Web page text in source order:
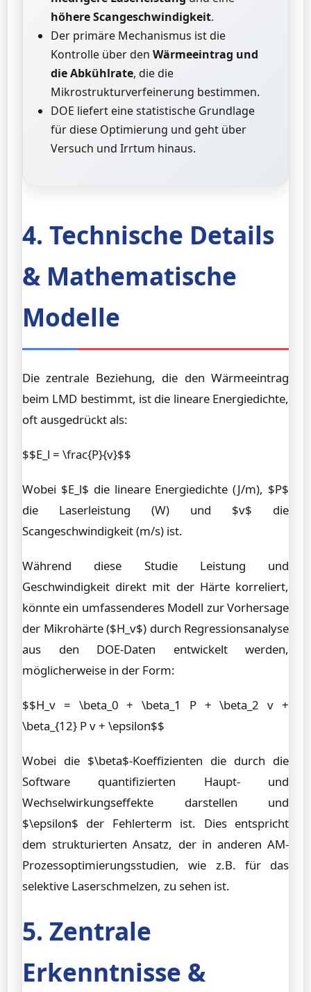
höhere Scangeschwindigkeit.
Der primäre Mechanismus ist die
Kontrolle über den Wärmeeintrag und
die Abkühlrate, die die
Mikrostrukturverfeinerung bestimmen.
DOE liefert eine statistische Grundlage
für diese Optimierung und geht über
Versuch und Irrtum hinaus.
4. Technische Details
& Mathematische
Modelle
Die zentrale Beziehung, die den Wärmeeintrag
beim LMD bestimmt, ist die lineare Energiedichte,
oft ausgedrückt als:
$$E_l = \frac{P}{v}$$
Wobei $E_l$ die lineare Energiedichte (J/m), $P$
die Laserleistung (W) und $v$ die
Scangeschwindigkeit (m/s) ist.
Während diese Studie Leistung und
Geschwindigkeit direkt mit der Härte korreliert,
könnte ein umfassenderes Modell zur Vorhersage
der Mikrohärte ($H_v$) durch Regressionsanalyse
aus den DOE-Daten entwickelt werden,
möglicherweise in der Form:
$$H_v = \beta_0 + \beta_1 P + \beta_2 v +
\beta_{12} P v + \epsilon$$
Wobei die $\beta$-Koeffizienten die durch die
Software quantifizierten Haupt- und
Wechselwirkungseffekte darstellen und
$\epsilon$ der Fehlerterm ist. Dies entspricht
dem strukturierten Ansatz, der in anderen AM-
Prozessoptimierungsstudien, wie z.B. für das
selektive Laserschmelzen, zu sehen ist.
5. Zentrale
Erkenntnisse &